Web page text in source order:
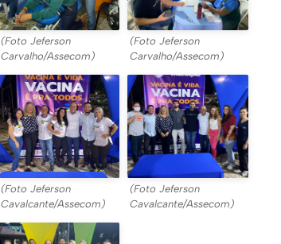
(Foto Jeferson
Carvalho/Assecom)
(Foto Jeferson
Carvalho/Assecom)
(Foto Jeferson
Cavalcante/Assecom)
(Foto Jeferson
Cavalcante/Assecom)